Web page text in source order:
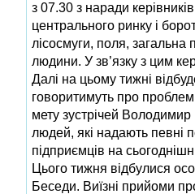
з 07.30 з наради
центрального ринку і
лісосмуги, поля,
людини. У зв’язку з цим
Далі на цьому тижні
говоритимуть про
мету зустрічей
людей, які надають певні
підприємців на
Цього тижня відбулися
Беседи. Виїзні прийоми